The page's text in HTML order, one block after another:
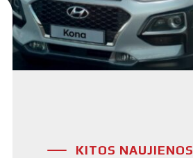
KITOS NAUJIENOS